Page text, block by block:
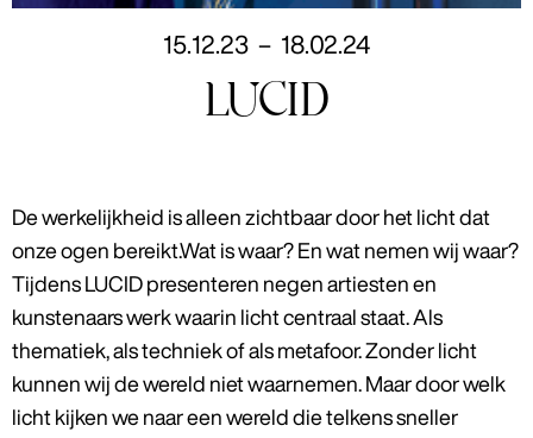
15 12 23 – 18 02 24
LUCID
De werkelijkheid is alleen zichtbaar door het licht dat
onze ogen bereikt.Wat is waar? En wat nemen wij waar?
Tijdens LUCID presenteren negen artiesten en
kunstenaars werk waarin licht centraal staat. Als
thematiek, als techniek of als metafoor. Zonder licht
kunnen wij de wereld niet waarnemen. Maar door welk
licht kijken we naar een wereld die telkens sneller